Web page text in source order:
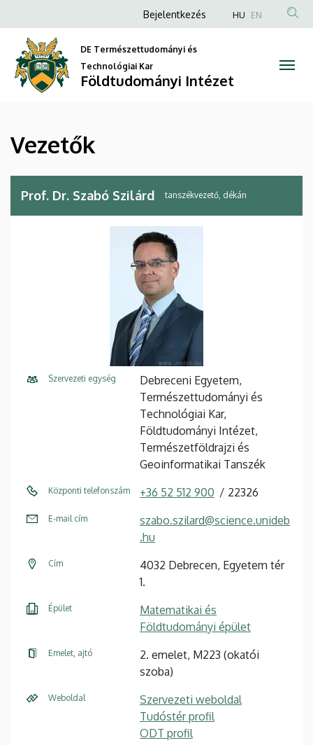
Földtudományi
Intézet
a
tartalomra
Anonim
fiók
menüje
Bejelentkezés HU EN
DE Természettudományi és
Technológiai Kar
Földtudományi Intézet
Vezetők
Prof. Dr. Szabó Szilárd tanszékvezető, dékán
Szervezeti egység
Debreceni Egyetem,
Természettudományi és
Technológiai Kar,
Földtudományi Intézet,
Természetföldrajzi és
Geoinformatikai Tanszék
Központi telefonszám +36 52 512 900 22326
E-mail cím
szabo.szilard@science.unideb
.hu
Cím
4032 Debrecen, Egyetem tér
1.
Épület
Matematikai és
Földtudományi épület
Emelet, ajtó
2. emelet, M223 (okatói
szoba)
Weboldal
Szervezeti weboldal
Tudóstér profil
ODT profil